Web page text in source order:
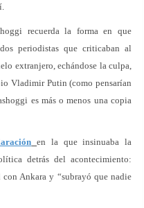
recuerda la forma en que
periodistas que criticaban al
extranjero, echándose la culpa,
Vladimir Putin (como pensarían
es más o menos una copia
en la que insinuaba la
detrás del acontecimiento:
Ankara y “subrayó que nadie